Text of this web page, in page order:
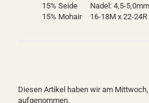
15% Seide
Nadel: 4,5-5,0mm
15% Mohair
16-18M x 22-
Diesen Artikel haben wir am
aufgenommen.